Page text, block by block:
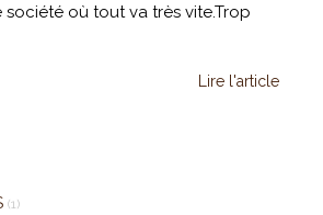
société où tout va très vite.Trop
Lire l'article
(1)